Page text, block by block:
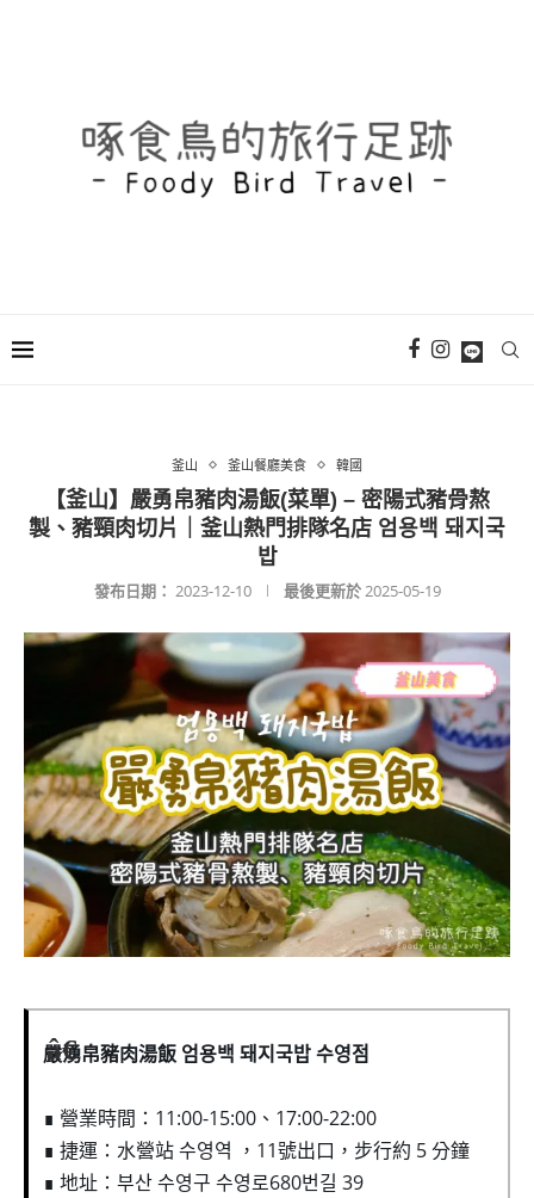
釜山 釜山餐廳美食 韓國
【釜山】嚴勇帛豬肉湯飯(菜單) – 密陽式豬骨熬
製、豬頸肉切片｜釜山熱門排隊名店 엄용백 돼지국
밥
發布日期： 2023-12-10 最後更新於2025-05-19
嚴湧帛豬肉湯飯 엄용백 돼지국밥 수영점
∎ 營業時間：11:00-15:00、17:00-22:00
∎ 捷運：水營站 수영역 ，11號出口，步行約 5 分鐘
∎ 地址：부산 수영구 수영로680번길 39